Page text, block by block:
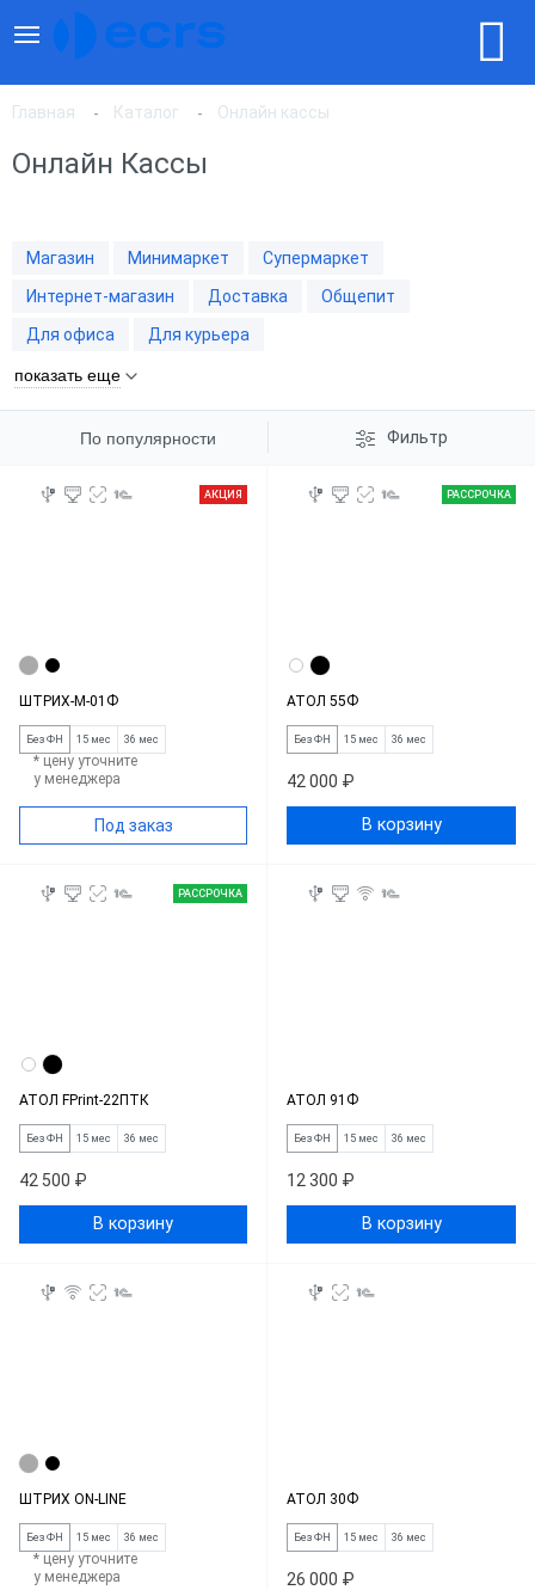
Главная Каталог Онлайн кассы
Онлайн Кассы
Магазин Минимаркет
Супермаркет
Интернет-магазин
Доставка
Общепит
Для офиса
Для курьера
показать еще
По популярности Фильтр
По цене, по возрастанию
АКЦИЯ
ШТРИХ-М-01Ф
Без ФН 15 мес 36 мес
* цену уточните
у менеджера
Под заказ
РАССРОЧКА
АТОЛ 55Ф
Без ФН 15 мес 36 мес
42 000 ₽
В корзину
РАССРОЧКА
АТОЛ FPrint-22ПТК
Без ФН 15 мес 36 мес
42 500 ₽
В корзину
АТОЛ 91Ф
Без ФН 15 мес 36 мес
12 300 ₽
В корзину
ШТРИХ ON-LINE
Без ФН 15 мес 36 мес
* цену уточните
у менеджера
АТОЛ 30Ф
Без ФН 15 мес 36 мес
26 000 ₽